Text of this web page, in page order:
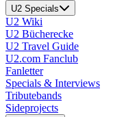
U2 Specials
U2 Wiki
U2 Bücherecke
U2 Travel Guide
U2.com Fanclub
Fanletter
Specials & Interviews
Tributebands
Sideprojects